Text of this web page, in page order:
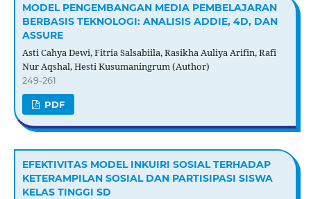
MODEL PENGEMBANGAN MEDIA PEMBELAJARAN
BERBASIS TEKNOLOGI: ANALISIS ADDIE, 4D, DAN
ASSURE
Asti Cahya Dewi, Fitria Salsabiila, Rasikha Auliya Arifin, Rafi
Nur Aqshal, Hesti Kusumaningrum (Author)
249-261
PDF
EFEKTIVITAS MODEL INKUIRI SOSIAL TERHADAP
KETERAMPILAN SOSIAL DAN PARTISIPASI SISWA
KELAS TINGGI SD